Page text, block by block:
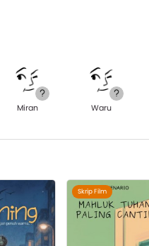
Miran Waru
Skrip Film